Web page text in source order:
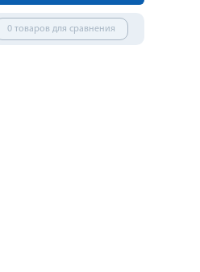
0 товаров для сравнения